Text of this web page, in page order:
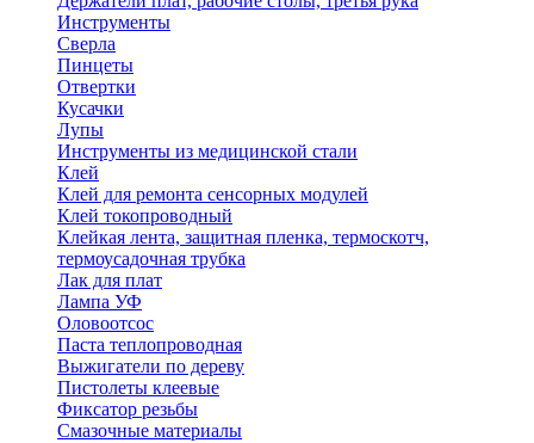
Инструменты
Сверла
Пинцеты
Отвертки
Кусачки
Лупы
Инструменты из медицинской стали
Клей
Клей для ремонта сенсорных модулей
Клей токопроводный
Клейкая лента, защитная пленка, термоскотч,
термоусадочная трубка
Лак для плат
Лампа УФ
Оловоотсос
Паста теплопроводная
Выжигатели по дереву
Пистолеты клеевые
Фиксатор резьбы
Смазочные материалы